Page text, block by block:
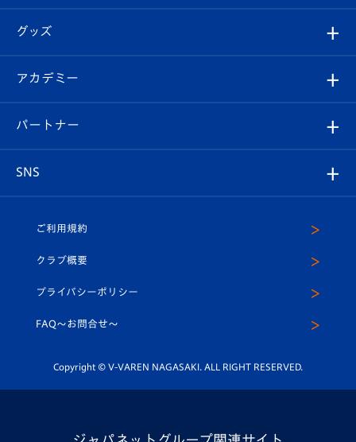
チケット
イベント
メディア
ホームタウン
エンブレム紹介
スタッフプロフィール
マスコット紹介
平和祈念活動
ホームタウン活動
はじめての観戦ガイド
Revive Team
ヴィヴィくんの長崎おもてなしガイド
フォトギャラリー
スタジアムグルメ
チケット
V-LOVERS（ファンクラブ）
プレイヤーズスイート
グッズ
オンラインショップ
店舗情報
アカデミー
育成からのお知らせ
U-18
スクール
パートナー
SNS
ヴィヴィくんインスタグラム
公式LINE＠
ご利用規約
クラブ概要
プライバシーポリシー
FAQ〜お問合せ〜
Copyright © V-VAREN NAGASAKI. ALL RIGHT RESERVED.